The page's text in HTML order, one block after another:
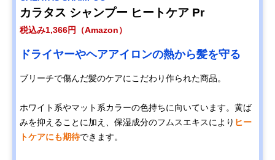
カラタス シャンプー ヒートケア Pr
税込み1,366円（Amazon）
ドライヤーやヘアアイロンの熱から髪を守る
ブリーチで傷んだ髪のケアにこだわり作られた商品。
ホワイト系やマット系カラーの色持ちに向いています。黄ば
みを抑えることに加え、保湿成分のフムスエキスにより ヒー
トケアにも期待できます。